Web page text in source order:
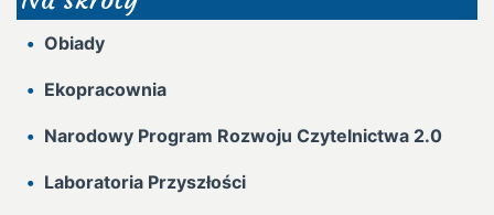
Obiady
Ekopracownia
Narodowy Program Rozwoju Czytelnictwa 2.0
Laboratoria Przyszłości